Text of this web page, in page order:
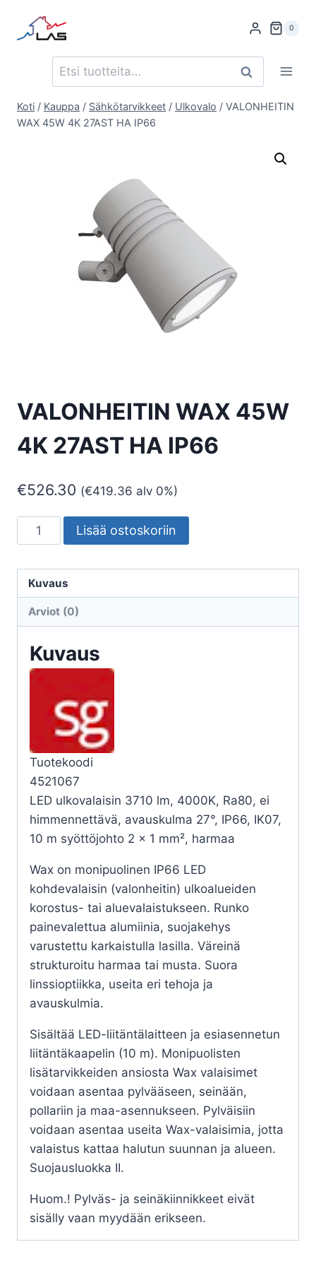
sisältöön
0
Etsi: Haku
Koti / Kauppa / Sähkötarvikkeet / Ulkovalo / VALONHEITIN
WAX 45W 4K 27AST HA IP66
VALONHEITIN WAX 45W
4K 27AST HA IP66
€526.30 (€419.36 alv 0%)
VALONHEITIN
WAX
4K
27AST
määrä
Lisää ostoskoriin
Kuvaus
Arviot (0)
Kuvaus
Tuotekoodi
4521067
LED ulkovalaisin 3710 lm, 4000K, Ra80, ei
himmennettävä, avauskulma 27°, IP66, IK07,
10 m syöttöjohto 2 x 1 mm², harmaa
Wax on monipuolinen IP66 LED
kohdevalaisin (valonheitin) ulkoalueiden
korostus- tai aluevalaistukseen. Runko
painevalettua alumiinia, suojakehys
varustettu karkaistulla lasilla. Väreinä
strukturoitu harmaa tai musta. Suora
linssioptiikka, useita eri tehoja ja
avauskulmia.
Sisältää LED-liitäntälaitteen ja esiasennetun
liitäntäkaapelin (10 m). Monipuolisten
lisätarvikkeiden ansiosta Wax valaisimet
voidaan asentaa pylvääseen, seinään,
pollariin ja maa-asennukseen. Pylväisiin
voidaan asentaa useita Wax-valaisimia, jotta
valaistus kattaa halutun suunnan ja alueen.
Suojausluokka II.
Huom.! Pylväs- ja seinäkiinnikkeet eivät
sisälly vaan myydään erikseen.